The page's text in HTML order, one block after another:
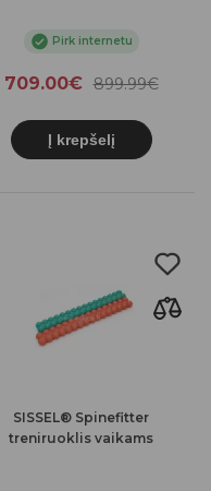
Pirk internetu
709.00€ 899.99€
Į krepšelį
SISSEL® Spinefitter
treniruoklis vaikams